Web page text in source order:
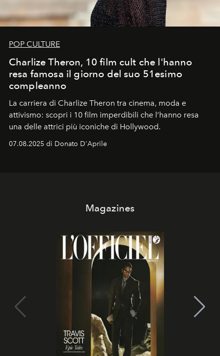
POP CULTURE
Charlize Theron, 10 film cult che l'hanno
resa famosa il giorno del suo 51esimo
compleanno
La carriera di Charlize Theron tra cinema, moda e
attivismo: scopri i 10 film imperdibili che l’hanno resa
una delle attrici più iconiche di Hollywood.
07.08.2025 di Donato D'Aprile
Magazines